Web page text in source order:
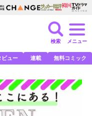
検索 メニュー
ビュー 連載 無料コミック